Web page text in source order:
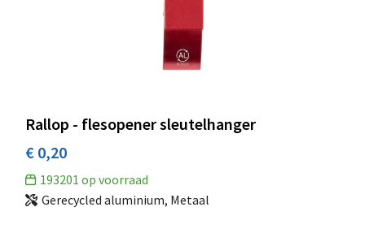
Rallop - flesopener sleutelhanger
€ 0,20
193201 op voorraad
Gerecycled aluminium, Metaal